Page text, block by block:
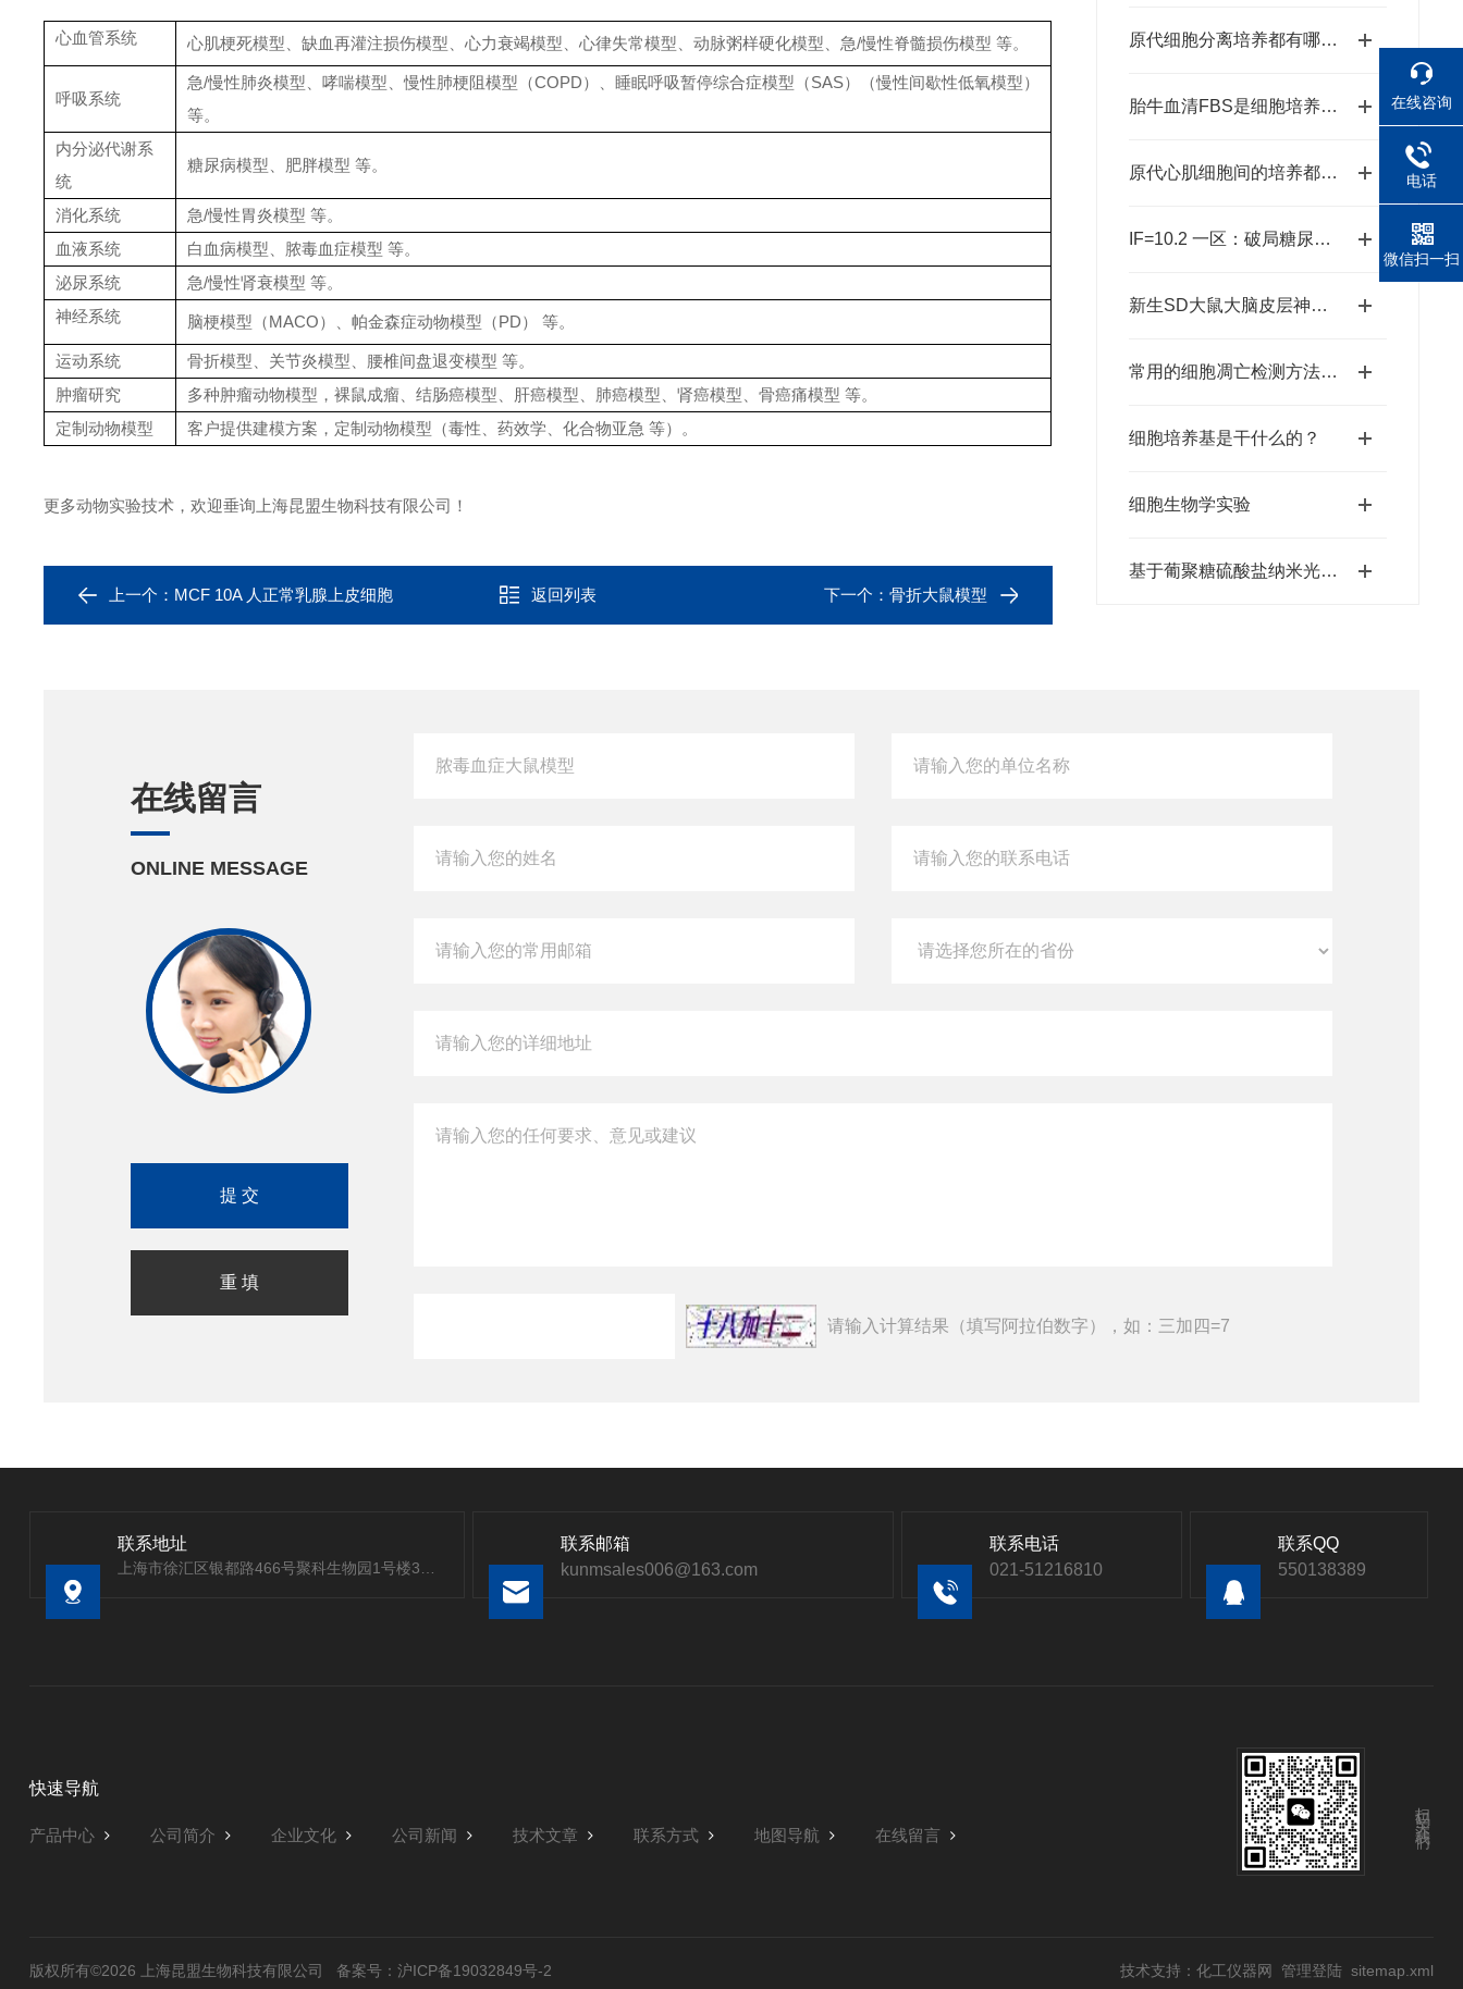
原代细胞分离培养都有哪几种方法？
胎牛血清FBS是细胞培养的关键角色
原代心肌细胞间的培养都有哪些抗污染措施？
IF=10.2 一区：破局糖尿病难愈伤口：新型“双胞”水凝胶重塑愈合微环境
新生SD大鼠大脑皮层神经元原代分离培养方法
常用的细胞凋亡检测方法【大盘点】
细胞培养基是干什么的？
细胞生物学实验
基于葡聚糖硫酸盐纳米光敏剂靶向肿瘤相关巨噬细胞的光动力抗癌疗法
心血管系统 心肌梗死模型、缺血再灌注损伤模型、心力衰竭模型、心律失常模型、动脉粥样硬化模型、急/慢性脊髓损伤模型 等。
呼吸系统
急/慢性肺炎模型、哮喘模型、慢性肺梗阻模型（COPD）、睡眠呼吸暂停综合症模型（SAS）（慢性间歇性低氧模型）
等。
内分泌代谢系
统
糖尿病模型、肥胖模型 等。
消化系统
急/慢性胃炎模型 等。
血液系统
白血病模型、脓毒血症模型 等。
泌尿系统
急/慢性肾衰模型 等。
神经系统
脑梗模型（MACO）、帕金森症动物模型（PD） 等。
运动系统
骨折模型、关节炎模型、腰椎间盘退变模型 等。
肿瘤研究
多种肿瘤动物模型，裸鼠成瘤、结肠癌模型、肝癌模型、肺癌模型、肾癌模型、骨癌痛模型 等。
定制动物模型
客户提供建模方案，定制动物模型（毒性、药效学、化合物亚急 等）。
更多动物实验技术，欢迎垂询上海昆盟生物科技有限公司！
上一个： MCF 10A 人正常乳腺上皮细胞 返回列表 下一个： 骨折大鼠模型
在线留言
ONLINE MESSAGE
请输入计算结果（填写阿拉伯数字），如：三加四=7
联系地址
联系邮箱
kunmsales006@163.com
联系电话
021-51216810
联系QQ
550138389
快速导航
产品中心 公司简介 企业文化 公司新闻 技术文章 联系方式 地图导航 在线留言
扫码关注我们
版权所有©2026 上海昆盟生物科技有限公司 备案号：沪ICP备19032849号-2 技术支持：化工仪器网 管理登陆 sitemap.xml
在线咨询
电话
微信扫一扫